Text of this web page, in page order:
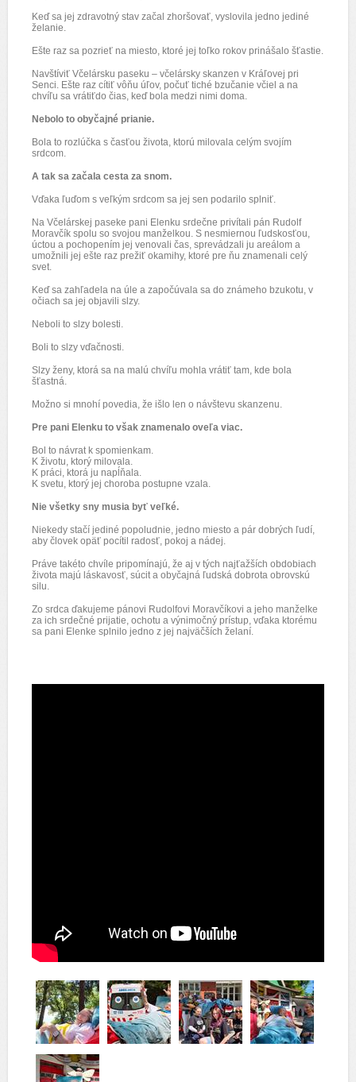
Keď sa jej zdravotný stav začal zhoršovať, vyslovila jedno jediné
želanie.
Ešte raz sa pozrieť na miesto, ktoré jej toľko rokov prinášalo šťastie.
Navštíviť Včelársku paseku – včelársky skanzen v Kráľovej pri
Senci. Ešte raz cítiť vôňu úľov, počuť tiché bzučanie včiel a na
chvíľu sa vrátiťdo čias, keď bola medzi nimi doma.
Nebolo to obyčajné prianie.
Bola to rozlúčka s časťou života, ktorú milovala celým svojím
srdcom.
A tak sa začala cesta za snom.
Vďaka ľuďom s veľkým srdcom sa jej sen podarilo splniť.
Na Včelárskej paseke pani Elenku srdečne privítali pán Rudolf
Moravčík spolu so svojou manželkou. S nesmiernou ľudskosťou,
úctou a pochopením jej venovali čas, sprevádzali ju areálom a
umožnili jej ešte raz prežiť okamihy, ktoré pre ňu znamenali celý
svet.
Keď sa zahľadela na úle a započúvala sa do známeho bzukotu, v
očiach sa jej objavili slzy.
Neboli to slzy bolesti.
Boli to slzy vďačnosti.
Slzy ženy, ktorá sa na malú chvíľu mohla vrátiť tam, kde bola
šťastná.
Možno si mnohí povedia, že išlo len o návštevu skanzenu.
Pre pani Elenku to však znamenalo oveľa viac.
Bol to návrat k spomienkam.
K životu, ktorý milovala.
K práci, ktorá ju napĺňala.
K svetu, ktorý jej choroba postupne vzala.
Nie všetky sny musia byť veľké.
Niekedy stačí jediné popoludnie, jedno miesto a pár dobrých ľudí,
aby človek opäť pocítil radosť, pokoj a nádej.
Práve takéto chvíle pripomínajú, že aj v tých najťažších obdobiach
života majú láskavosť, súcit a obyčajná ľudská dobrota obrovskú
silu.
Zo srdca ďakujeme pánovi Rudolfovi Moravčíkovi a jeho manželke
za ich srdečné prijatie, ochotu a výnimočný prístup, vďaka ktorému
sa pani Elenke splnilo jedno z jej najväčších želaní.